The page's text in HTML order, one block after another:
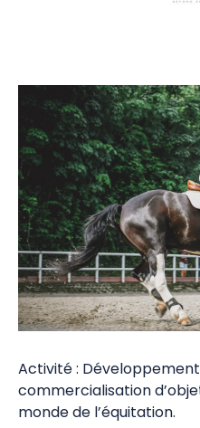
Activité :
commercialisation
monde de l’équitation.